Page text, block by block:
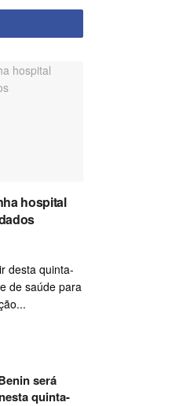
hospital
desta quinta-
de saúde para
será
quinta-